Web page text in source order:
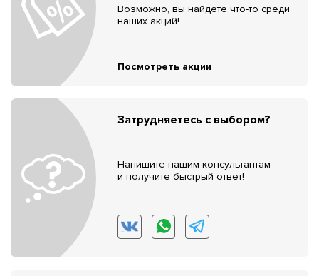
Возможно, вы найдёте что-то среди
наших акций!
Посмотреть акции
Затрудняетесь с выбором?
Напишите нашим консультантам
и получите быстрый ответ!